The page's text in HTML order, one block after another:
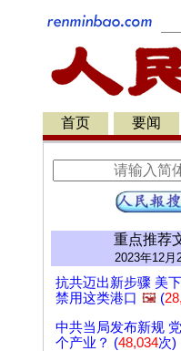
首页 要闻
重点推荐
2023年12月
抗共迈出新步骤 美
禁用这类港口 🖼️ (
中共当局发布新规
个产业？ (48,034次)